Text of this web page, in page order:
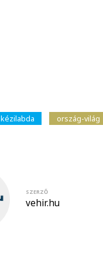
kézilabda ország-világ
SZERZŐ
vehir.hu